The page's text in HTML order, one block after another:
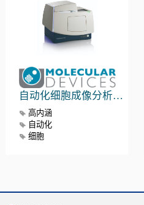
自动化细胞成像分析系统 ImageXpress Pico
高内涵
自动化
细胞